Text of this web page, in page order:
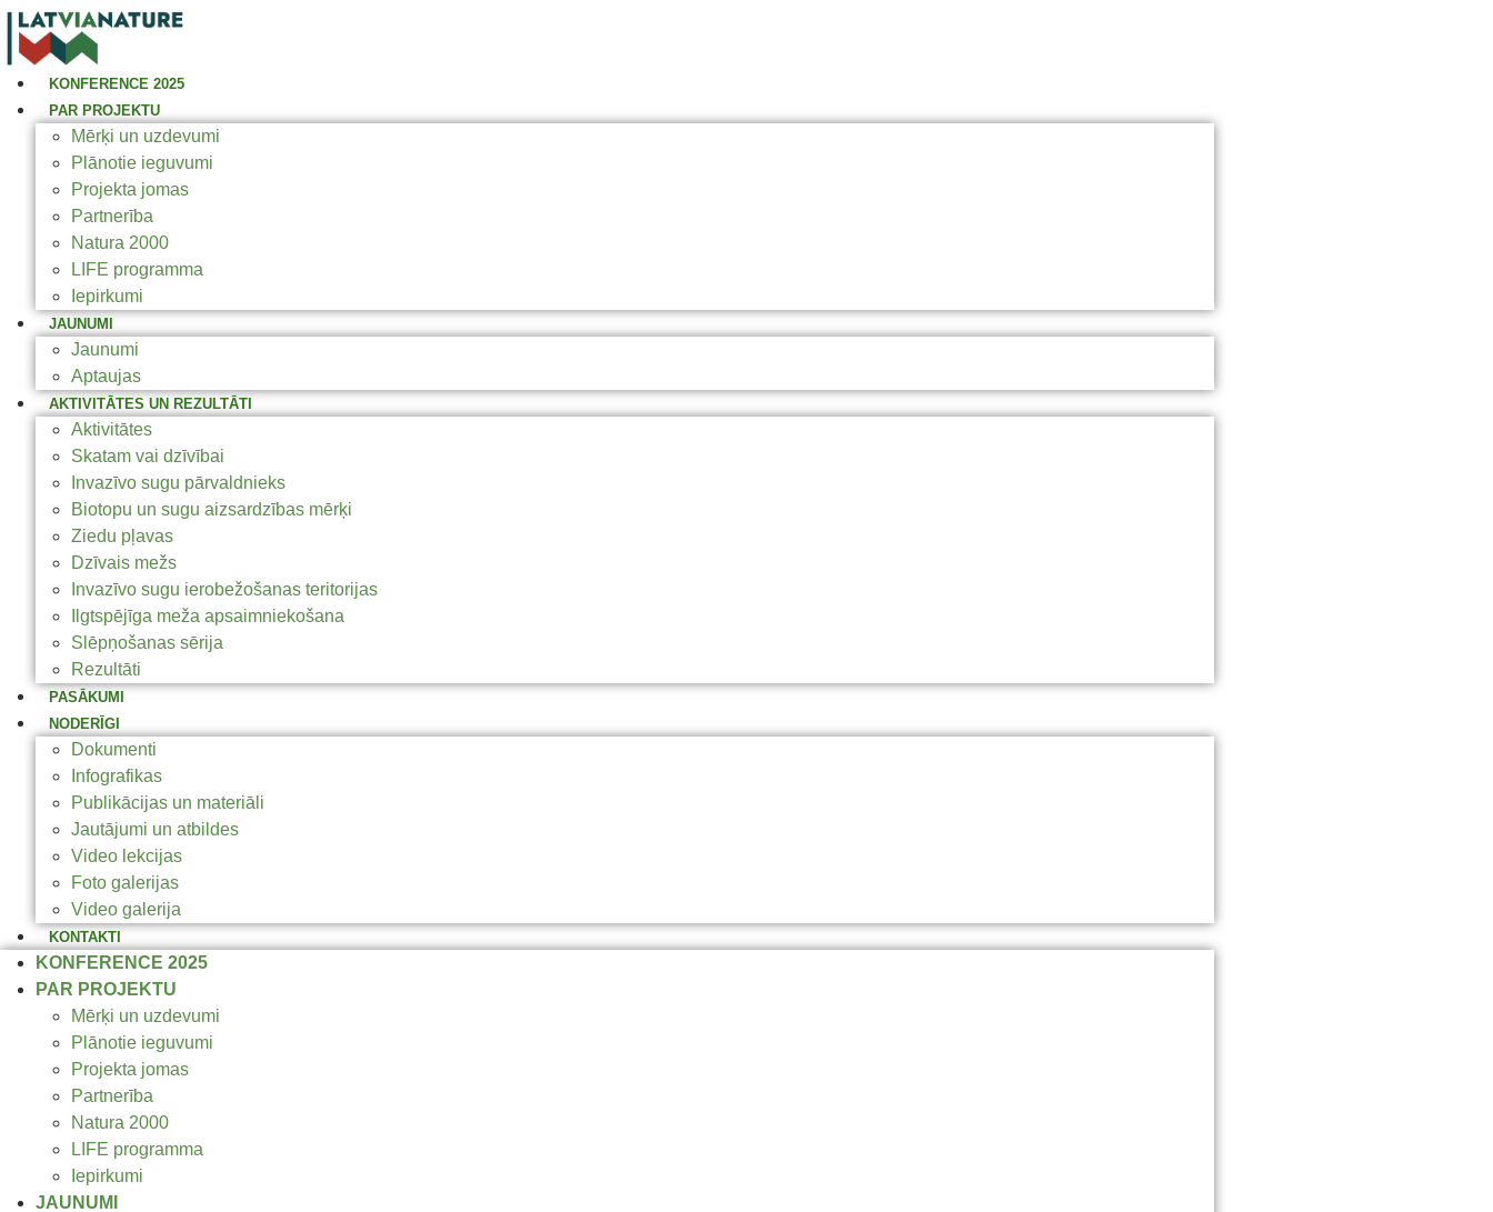
KONFERENCE 2025
PAR PROJEKTU
Mērķi un uzdevumi
Plānotie ieguvumi
Projekta jomas
Partnerība
Natura 2000
LIFE programma
Iepirkumi
JAUNUMI
Jaunumi
Aptaujas
AKTIVITĀTES UN REZULTĀTI
Aktivitātes
Skatam vai dzīvībai
Invazīvo sugu pārvaldnieks
Biotopu un sugu aizsardzības mērķi
Ziedu pļavas
Dzīvais mežs
Invazīvo sugu ierobežošanas teritorijas
Ilgtspējīga meža apsaimniekošana
Slēpņošanas sērija
Rezultāti
PASĀKUMI
NODERĪGI
Dokumenti
Infografikas
Publikācijas un materiāli
Jautājumi un atbildes
Video lekcijas
Foto galerijas
Video galerija
KONTAKTI
KONFERENCE 2025
PAR PROJEKTU
Mērķi un uzdevumi
Plānotie ieguvumi
Projekta jomas
Partnerība
Natura 2000
LIFE programma
Iepirkumi
JAUNUMI